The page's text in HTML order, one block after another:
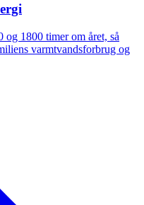
1800 timer om året, så
varmtvandsforbrug og